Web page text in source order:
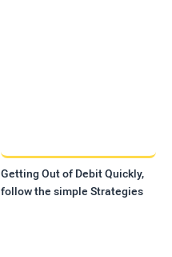
Getting Out of Debit Quickly,
follow the simple Strategies